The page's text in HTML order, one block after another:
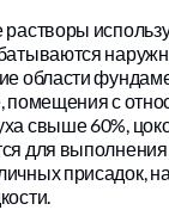
области
помещения с
свыше 60%,
для
присадок,